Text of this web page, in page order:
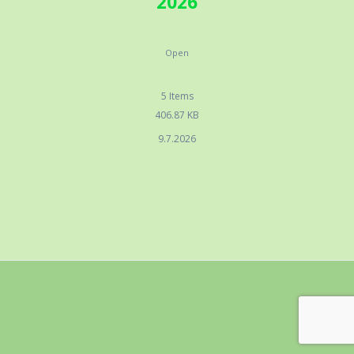
Open
5 Items
406.87 KB
9.7.2026